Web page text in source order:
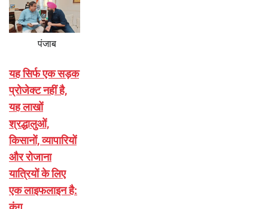
पंजाब
यह सिर्फ एक सड़क
प्रोजेक्ट नहीं है,
यह लाखों
श्रद्धालुओं,
किसानों, व्यापारियों
और रोजाना
यात्रियों के लिए
एक लाइफलाइन है: